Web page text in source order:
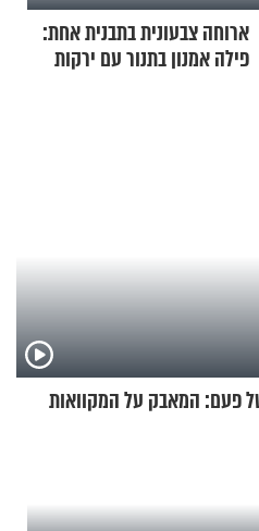
ארוחה צבעונית בתבנית אחת:
פילה אמנון בתנור עם ירקות
פעם: המאבק על המקוואות